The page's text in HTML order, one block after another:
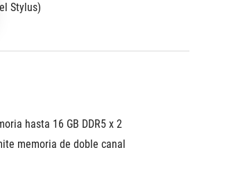
Stylus)
hasta 16 GB DDR5 x 2
memoria de doble canal